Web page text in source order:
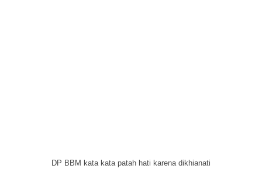
DP BBM kata kata patah hati karena dikhianati